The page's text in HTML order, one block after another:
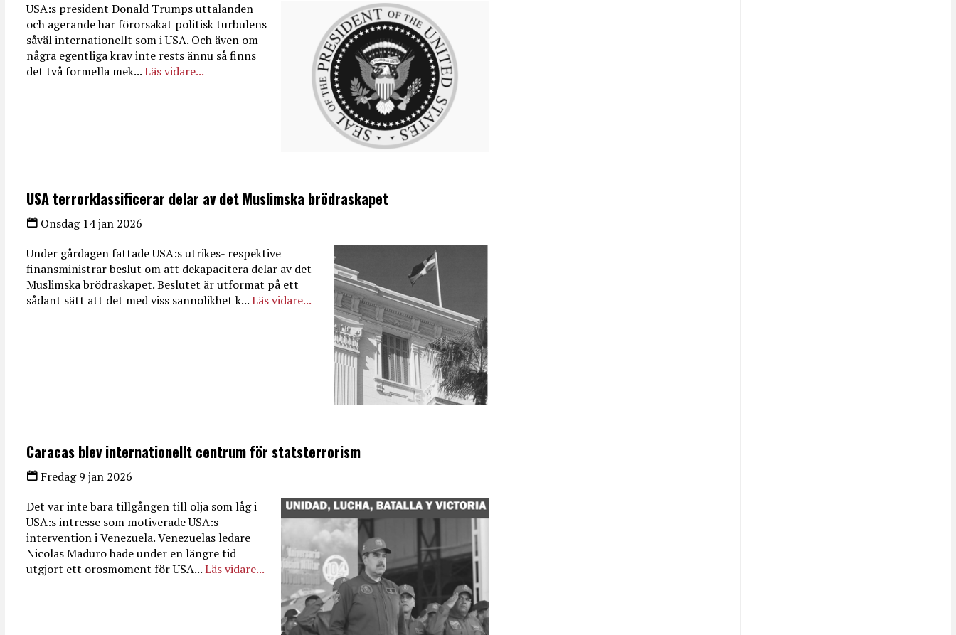
USA:s president Donald Trumps uttalanden
och agerande har förorsakat politisk turbulens
såväl internationellt som i USA. Och även om
några egentliga krav inte rests ännu så finns
det två formella mek...Läs vidare...
USA terrorklassificerar delar av det Muslimska brödraskapet
Onsdag 14 jan 2026
Under gårdagen fattade USA:s utrikes- respektive
finansministrar beslut om att dekapacitera delar av det
Muslimska brödraskapet. Beslutet är utformat på ett
sådant sätt att det med viss sannolikhet k...Läs vidare...
Caracas blev internationellt centrum för statsterrorism
Fredag 9 jan 2026
Det var inte bara tillgången till olja som låg i
USA:s intresse som motiverade USA:s
intervention i Venezuela. Venezuelas ledare
Nicolas Maduro hade under en längre tid
utgjort ett orosmoment för USA...Läs vidare...